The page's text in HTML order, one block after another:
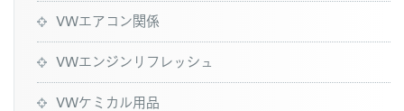
VWエアコン関係
VWエンジンリフレッシュ
VWケミカル用品